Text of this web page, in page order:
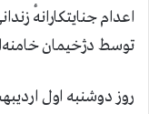
اعدام جنایتکارانهٔ
توسط دژخیمان